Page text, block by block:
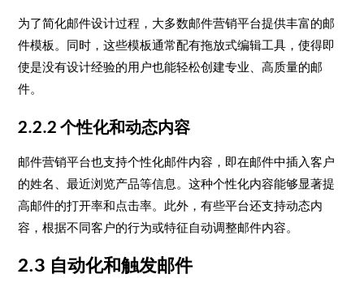
为了简化邮件设计过程，大多数邮件营销平台提供丰富的邮
件模板。同时，这些模板通常配有拖放式编辑工具，使得即
使是没有设计经验的用户也能轻松创建专业、高质量的邮
件。
2.2.2 个性化和动态内容
邮件营销平台也支持个性化邮件内容，即在邮件中插入客户
的姓名、最近浏览产品等信息。这种个性化内容能够显著提
高邮件的打开率和点击率。此外，有些平台还支持动态内
容，根据不同客户的行为或特征自动调整邮件内容。
2.3 自动化和触发邮件